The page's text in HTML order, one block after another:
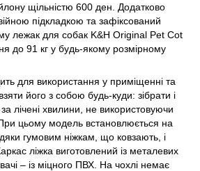
щільністю 600 ден. Додатково
підкладкою та зафіксований
лежак для собак K&H Original Pet Cot
до 91 кг у будь-якому розмірному
для використання у приміщенні та
його з собою будь-куди: зібрати і
лічені хвилини, не використовуючи
цьому модель встановлюється на
гумовим ніжкам, що ковзають, і
ліжка виготовлений із металевих
– із міцного ПВХ. На чохлі немає